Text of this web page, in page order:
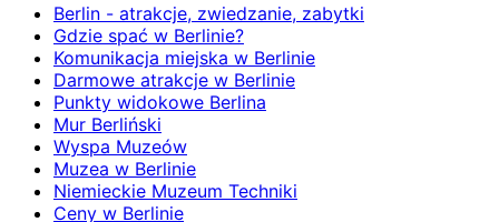
Berlin - atrakcje, zwiedzanie, zabytki
Gdzie spać w Berlinie?
Komunikacja miejska w Berlinie
Darmowe atrakcje w Berlinie
Punkty widokowe Berlina
Mur Berliński
Wyspa Muzeów
Muzea w Berlinie
Niemieckie Muzeum Techniki
Ceny w Berlinie